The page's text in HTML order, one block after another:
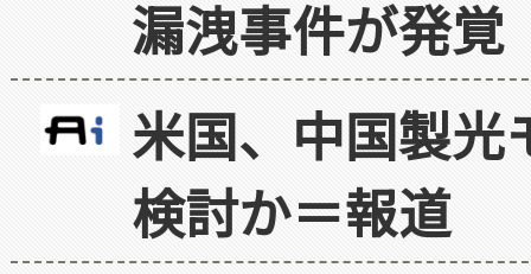
漏洩事件が発覚
米国、中国製光
検討か＝報道